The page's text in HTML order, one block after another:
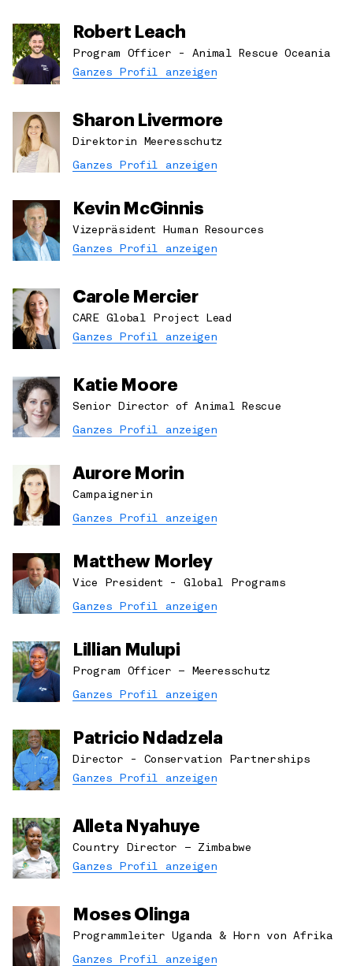
Robert Leach
Program Officer - Animal Rescue Oceania
Ganzes Profil anzeigen
Sharon Livermore
Direktorin Meeresschutz
Ganzes Profil anzeigen
Kevin McGinnis
Vizepräsident Human Resources
Ganzes Profil anzeigen
Carole Mercier
CARE Global Project Lead
Ganzes Profil anzeigen
Katie Moore
Senior Director of Animal Rescue
Ganzes Profil anzeigen
Aurore Morin
Campaignerin
Ganzes Profil anzeigen
Matthew Morley
Vice President - Global Programs
Ganzes Profil anzeigen
Lillian Mulupi
Program Officer – Meeresschutz
Ganzes Profil anzeigen
Patricio Ndadzela
Director - Conservation Partnerships
Ganzes Profil anzeigen
Alleta Nyahuye
Country Director – Zimbabwe
Ganzes Profil anzeigen
Moses Olinga
Programmleiter Uganda & Horn von Afrika
Ganzes Profil anzeigen